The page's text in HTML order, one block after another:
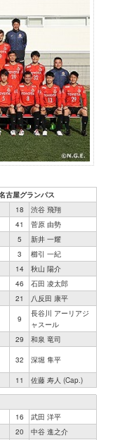
古屋グランパス
18
渋谷 飛翔
41
菅原 由勢
5
新井 一耀
3
櫛引 一紀
14
秋山 陽介
46
石田 凌太郎
21 八反田 康平
9
長谷川 アーリアジ
ャスール
29 和泉 竜司
32 深堀 隼平
11 佐藤 寿人 (Cap.)
16
武田 洋平
20
中谷 進之介